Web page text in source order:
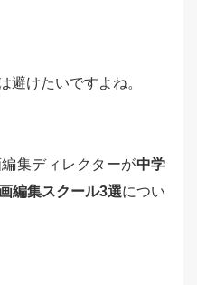
避けたいですよね。
集ディレクターが中学
編集スクール3選につい